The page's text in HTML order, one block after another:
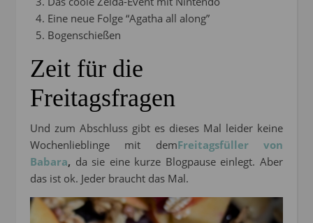
Eine neue Folge “Agatha all along”
Bogenschießen
Zeit für die
Freitagsfragen
Und zum Abschluss gibt es dieses Mal leider keine
Wochenlieblinge mit demFreitagsfüller von
Babara, da sie eine kurze Blogpause einlegt. Aber
das ist ok. Jeder braucht das Mal.